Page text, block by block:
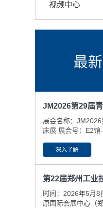
视频中心
最
JM2026第29届
展会名称：
床展 展会号：E2
6.25-29
深入了解
第22届郑州工业
时间：2026年5月8
原国际会展中心（